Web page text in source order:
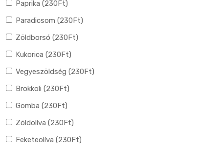
Paprika (230Ft)
Paradicsom (230Ft)
Zöldborsó (230Ft)
Kukorica (230Ft)
Vegyeszöldség (230Ft)
Brokkoli (230Ft)
Gomba (230Ft)
Zöldolíva (230Ft)
Feketeolíva (230Ft)